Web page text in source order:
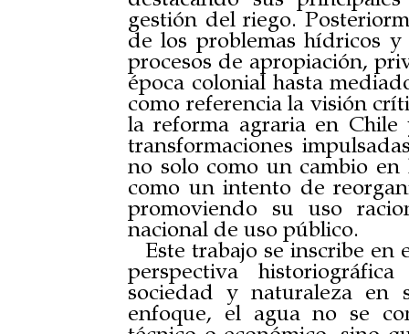
gestión del riego.
de los problemas hídricos
procesos de apropiación,
época colonial hasta
como referencia la visión
la reforma agraria en
transformaciones
no solo como un cambio
como un intento de
promoviendo su uso
nacional de uso público.
Este trabajo se inscribe
perspectiva
sociedad y naturaleza en
enfoque, el agua no se